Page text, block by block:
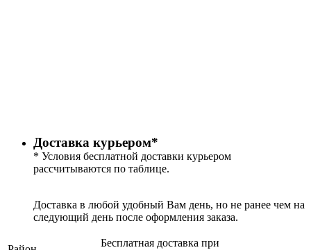
Доставка курьером*
* Условия бесплатной доставки курьером
рассчитываются по таблице.
Доставка в любой удобный Вам день, но не ранее чем на
следующий день после оформления заказа.
Бесплатная доставка при